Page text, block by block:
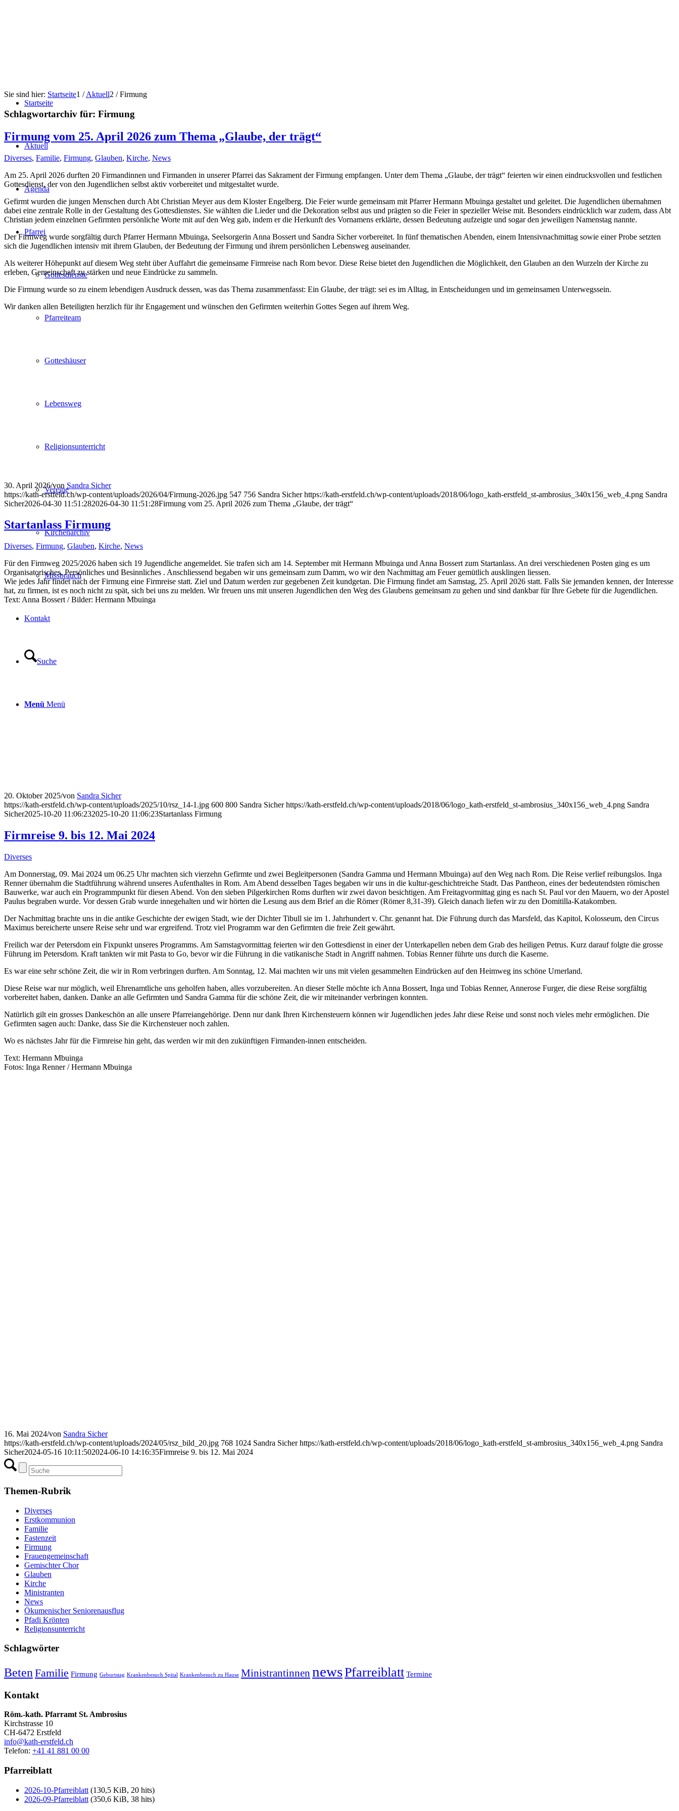
Startseite
Aktuell
Agenda
Pfarrei
Gottesdienste
Pfarreiteam
Gotteshäuser
Lebensweg
Religionsunterricht
Vereine
Kirchenarchiv
Missbrauch
Kontakt
Suche
Menü Menü
Sie sind hier: Startseite1 / Aktuell2 / Firmung
Schlagwortarchiv für: Firmung
Firmung vom 25. April 2026 zum Thema „Glaube, der trägt“
Diverses, Familie, Firmung, Glauben, Kirche, News
Am 25. April 2026 durften 20 Firmandinnen und Firmanden in unserer Pfarrei das Sakrament der Firmung empfangen. Unter dem Thema „Glaube, der trägt“ feierten wir einen eindrucksvollen und festlichen
Gottesdienst, der von den Jugendlichen selbst aktiv vorbereitet und mitgestaltet wurde.
Gefirmt wurden die jungen Menschen durch Abt Christian Meyer aus dem Kloster Engelberg. Die Feier wurde gemeinsam mit Pfarrer Hermann Mbuinga gestaltet und geleitet. Die Jugendlichen übernahmen
dabei eine zentrale Rolle in der Gestaltung des Gottesdienstes. Sie wählten die Lieder und die Dekoration selbst aus und prägten so die Feier in spezieller Weise mit. Besonders eindrücklich war zudem, dass Abt
Christian jedem einzelnen Gefirmten persönliche Worte mit auf den Weg gab, indem er die Herkunft des Vornamens erklärte, dessen Bedeutung aufzeigte und sogar den jeweiligen Namenstag nannte.
Der Firmweg wurde sorgfältig durch Pfarrer Hermann Mbuinga, Seelsorgerin Anna Bossert und Sandra Sicher vorbereitet. In fünf thematischen Abenden, einem Intensivnachmittag sowie einer Probe setzten
sich die Jugendlichen intensiv mit ihrem Glauben, der Bedeutung der Firmung und ihrem persönlichen Lebensweg auseinander.
Als weiterer Höhepunkt auf diesem Weg steht über Auffahrt die gemeinsame Firmreise nach Rom bevor. Diese Reise bietet den Jugendlichen die Möglichkeit, den Glauben an den Wurzeln der Kirche zu
erleben, Gemeinschaft zu stärken und neue Eindrücke zu sammeln.
Die Firmung wurde so zu einem lebendigen Ausdruck dessen, was das Thema zusammenfasst: Ein Glaube, der trägt: sei es im Alltag, in Entscheidungen und im gemeinsamen Unterwegssein.
Wir danken allen Beteiligten herzlich für ihr Engagement und wünschen den Gefirmten weiterhin Gottes Segen auf ihrem Weg.
30. April 2026/von Sandra Sicher
https://kath-erstfeld.ch/wp-content/uploads/2026/04/Firmung-2026.jpg 547 756 Sandra Sicher https://kath-erstfeld.ch/wp-content/uploads/2018/06/logo_kath-erstfeld_st-ambrosius_340x156_web_4.png Sandra
Sicher2026-04-30 11:51:282026-04-30 11:51:28Firmung vom 25. April 2026 zum Thema „Glaube, der trägt“
Startanlass Firmung
Diverses, Firmung, Glauben, Kirche, News
Für den Firmweg 2025/2026 haben sich 19 Jugendliche angemeldet. Sie trafen sich am 14. September mit Hermann Mbuinga und Anna Bossert zum Startanlass. An drei verschiedenen Posten ging es um
Organisatorisches, Persönliches und Besinnliches . Anschliessend begaben wir uns gemeinsam zum Damm, wo wir den Nachmittag am Feuer gemütlich ausklingen liessen.
Wie jedes Jahr findet nach der Firmung eine Firmreise statt. Ziel und Datum werden zur gegebenen Zeit kundgetan. Die Firmung findet am Samstag, 25. April 2026 statt. Falls Sie jemanden kennen, der Interesse
hat, zu firmen, ist es noch nicht zu spät, sich bei uns zu melden. Wir freuen uns mit unseren Jugendlichen den Weg des Glaubens gemeinsam zu gehen und sind dankbar für Ihre Gebete für die Jugendlichen.
Text: Anna Bossert / Bilder: Hermann Mbuinga
20. Oktober 2025/von Sandra Sicher
https://kath-erstfeld.ch/wp-content/uploads/2025/10/rsz_14-1.jpg 600 800 Sandra Sicher https://kath-erstfeld.ch/wp-content/uploads/2018/06/logo_kath-erstfeld_st-ambrosius_340x156_web_4.png Sandra
Sicher2025-10-20 11:06:232025-10-20 11:06:23Startanlass Firmung
Firmreise 9. bis 12. Mai 2024
Diverses
Am Donnerstag, 09. Mai 2024 um 06.25 Uhr machten sich vierzehn Gefirmte und zwei Begleitpersonen (Sandra Gamma und Hermann Mbuinga) auf den Weg nach Rom. Die Reise verlief reibungslos. Inga
Renner übernahm die Stadtführung während unseres Aufenthaltes in Rom. Am Abend desselben Tages begaben wir uns in die kultur-geschichtreiche Stadt. Das Pantheon, eines der bedeutendsten römischen
Bauwerke, war auch ein Programmpunkt für diesen Abend. Von den sieben Pilgerkirchen Roms durften wir zwei davon besichtigen. Am Freitagvormittag ging es nach St. Paul vor den Mauern, wo der Apostel
Paulus begraben wurde. Vor dessen Grab wurde innegehalten und wir hörten die Lesung aus dem Brief an die Römer (Römer 8,31-39). Gleich danach liefen wir zu den Domitilla-Katakomben.
Der Nachmittag brachte uns in die antike Geschichte der ewigen Stadt, wie der Dichter Tibull sie im 1. Jahrhundert v. Chr. genannt hat. Die Führung durch das Marsfeld, das Kapitol, Kolosseum, den Circus
Maximus bereicherte unsere Reise sehr und war ergreifend. Trotz viel Programm war den Gefirmten die freie Zeit gewährt.
Freilich war der Petersdom ein Fixpunkt unseres Programms. Am Samstagvormittag feierten wir den Gottesdienst in einer der Unterkapellen neben dem Grab des heiligen Petrus. Kurz darauf folgte die grosse
Führung im Petersdom. Kraft tankten wir mit Pasta to Go, bevor wir die Führung in die vatikanische Stadt in Angriff nahmen. Tobias Renner führte uns durch die Kaserne.
Es war eine sehr schöne Zeit, die wir in Rom verbringen durften. Am Sonntag, 12. Mai machten wir uns mit vielen gesammelten Eindrücken auf den Heimweg ins schöne Urnerland.
Diese Reise war nur möglich, weil Ehrenamtliche uns geholfen haben, alles vorzubereiten. An dieser Stelle möchte ich Anna Bossert, Inga und Tobias Renner, Annerose Furger, die diese Reise sorgfältig
vorbereitet haben, danken. Danke an alle Gefirmten und Sandra Gamma für die schöne Zeit, die wir miteinander verbringen konnten.
Natürlich gilt ein grosses Dankeschön an alle unsere Pfarreiangehörige. Denn nur dank Ihren Kirchensteuern können wir Jugendlichen jedes Jahr diese Reise und sonst noch vieles mehr ermöglichen. Die
Gefirmten sagen auch: Danke, dass Sie die Kirchensteuer noch zahlen.
Wo es nächstes Jahr für die Firmreise hin geht, das werden wir mit den zukünftigen Firmanden-innen entscheiden.
Text: Hermann Mbuinga
Fotos: Inga Renner / Hermann Mbuinga
16. Mai 2024/von Sandra Sicher
https://kath-erstfeld.ch/wp-content/uploads/2024/05/rsz_bild_20.jpg 768 1024 Sandra Sicher https://kath-erstfeld.ch/wp-content/uploads/2018/06/logo_kath-erstfeld_st-ambrosius_340x156_web_4.png Sandra
Sicher2024-05-16 10:11:502024-06-10 14:16:35Firmreise 9. bis 12. Mai 2024
Themen-Rubrik
Diverses
Erstkommunion
Familie
Fastenzeit
Firmung
Frauengemeinschaft
Gemischter Chor
Glauben
Kirche
Ministranten
News
Ökumenischer Seniorenausflug
Pfadi Krönten
Religionsunterricht
Schlagwörter
Beten Familie Firmung Geburtstag Krankenbesuch Spital Krankenbesuch zu Hause Ministrantinnen newsPfarreiblatt Termine
Kontakt
Röm.-kath. Pfarramt St. Ambrosius
Kirchstrasse 10
CH-6472 Erstfeld
info@kath-erstfeld.ch
Telefon: +41 41 881 00 00
Pfarreiblatt
2026-10-Pfarreiblatt (130,5 KiB, 20 hits)
2026-09-Pfarreiblatt (350,6 KiB, 38 hits)